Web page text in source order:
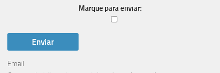
Marque para enviar:
Email